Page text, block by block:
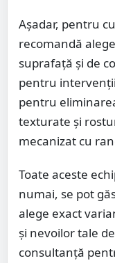
Așadar, pentru
recomandă
suprafață și de
pentru
pentru
texturate și
mecanizat cu
Toate aceste
numai, se pot
alege exact
și nevoilor tale
consultanță